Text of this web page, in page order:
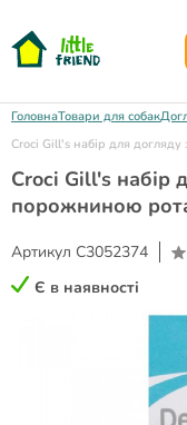
ГоловнаТовари для собак
Croci Gill's набір для
Croci Gill's набір
порожниною
Артикул C3052374
Є в наявності